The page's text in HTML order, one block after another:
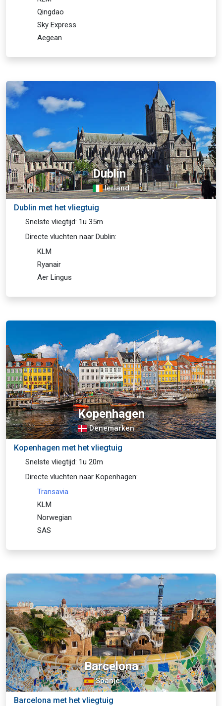
Qingdao
Sky Express
Aegean
Dublin
Ierland
Dublin met het vliegtuig
Snelste vliegtijd: 1u 35m
Directe vluchten naar Dublin:
KLM
Ryanair
Aer Lingus
Kopenhagen
Denemarken
Kopenhagen met het vliegtuig
Snelste vliegtijd: 1u 20m
Directe vluchten naar Kopenhagen:
Transavia
KLM
Norwegian
SAS
Barcelona
Spanje
Barcelona met het vliegtuig